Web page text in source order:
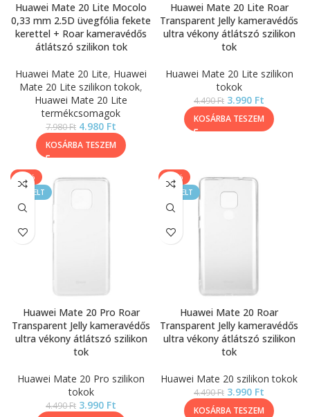
Huawei Mate 20 Lite Mocolo
0,33 mm 2.5D üvegfólia fekete
kerettel + Roar kameravédős
átlátszó szilikon tok
Huawei Mate 20 Lite, Huawei
Mate 20 Lite szilikon tokok,
Huawei Mate 20 Lite
termékcsomagok
7.980Ft 4.980 Ft
KOSÁRBA TESZEM
Huawei Mate 20 Lite Roar
Transparent Jelly kameravédős
ultra vékony átlátszó szilikon
tok
Huawei Mate 20 Lite szilikon
tokok
4.490Ft 3.990 Ft
KOSÁRBA TESZEM
-11%
KIEMELT
Huawei Mate 20 Pro Roar
Transparent Jelly kameravédős
ultra vékony átlátszó szilikon
tok
Huawei Mate 20 Pro szilikon
tokok
4.490Ft 3.990 Ft
-11%
KIEMELT
Huawei Mate 20 Roar
Transparent Jelly kameravédős
ultra vékony átlátszó szilikon
tok
Huawei Mate 20 szilikon tokok
4.490Ft 3.990 Ft
KOSÁRBA TESZEM